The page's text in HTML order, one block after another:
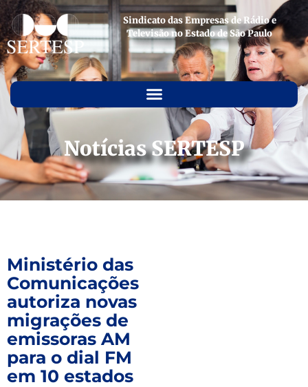
Sindicato das Empresas de Rádio e
Televisão no Estado de São Paulo
Notícias SERTESP
Ministério das
Comunicações
autoriza novas
migrações de
emissoras AM
para o dial FM
em 10 estados